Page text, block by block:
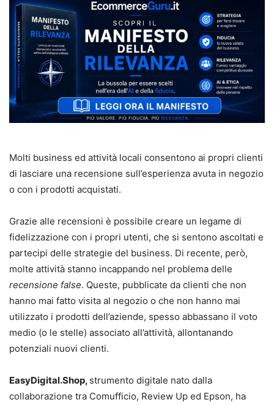
Molti business ed attività locali consentono ai propri clienti
di lasciare una recensione sull’esperienza avuta in negozio
o con i prodotti acquistati.
Grazie alle recensioni è possibile creare un legame di
fidelizzazione con i propri utenti, che si sentono ascoltati e
partecipi delle strategie del business. Di recente, però,
molte attività stanno incappando nel problema delle
recensione false. Queste, pubblicate da clienti che non
hanno mai fatto visita al negozio o che non hanno mai
utilizzato i prodotti dell’aziende, spesso abbassano il voto
medio (o le stelle) associato all’attività, allontanando
potenziali nuovi clienti.
EasyDigital.Shop, strumento digitale nato dalla
collaborazione tra Comufficio, Review Up ed Epson, ha